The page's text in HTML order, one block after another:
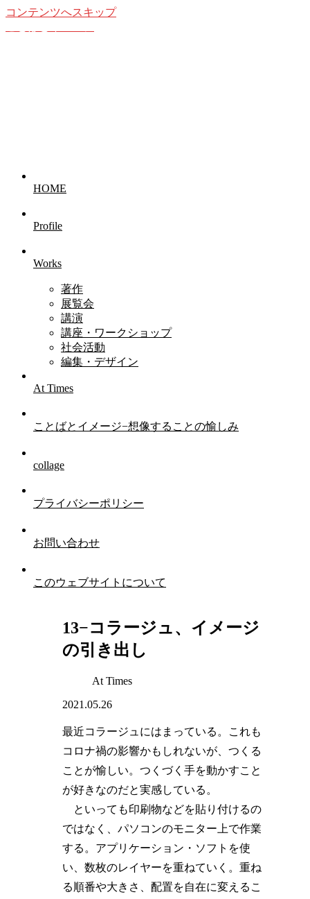
コンテンツへスキップ
HOME
Profile
Works
著作
展覧会
講演
講座・ワークショップ
社会活動
編集・デザイン
At Times
ことばとイメージ−想像することの愉しみ
collage
プライバシーポリシー
お問い合わせ
このウェブサイトについて
13−コラージュ、イメージ
の引き出し
At Times
2021.05.26
最近コラージュにはまっている。これも
コロナ禍の影響かもしれないが、つくる
ことが愉しい。つくづく手を動かすこと
が好きなのだと実感している。
といっても印刷物などを貼り付けるの
ではなく、パソコンのモニター上で作業
する。アプリケーション・ソフトを使
い、数枚のレイヤーを重ねていく。重ね
る順番や大きさ、配置を自在に変えるこ